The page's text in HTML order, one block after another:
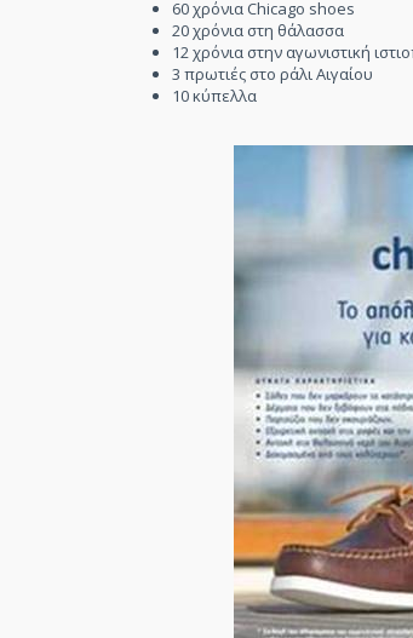
60 χρόνια Chicago shoes
20 χρόνια στη θάλασσα
12 χρόνια στην αγωνιστική
3 πρωτιές στο ράλι Αιγαίου
10 κύπελλα